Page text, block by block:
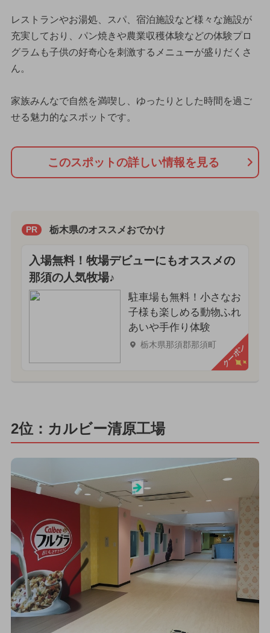
レストランやお湯処、スパ、宿泊施設など様々な施設が
充実しており、パン焼きや農業収穫体験などの体験プロ
グラムも子供の好奇心を刺激するメニューが盛りだくさ
ん。
家族みんなで自然を満喫し、ゆったりとした時間を過ご
せる魅力的なスポットです。
このスポットの詳しい情報を見る
PR 栃木県のオススメおでかけ
入場無料！牧場デビューにもオススメの
那須の人気牧場♪
駐車場も無料！小さなお
子様も楽しめる動物ふれ
あいや手作り体験
栃木県那須郡那須町 クーポン
2位：カルビー清原工場